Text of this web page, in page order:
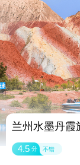
兰州水墨丹霞
4.5 分 不错
